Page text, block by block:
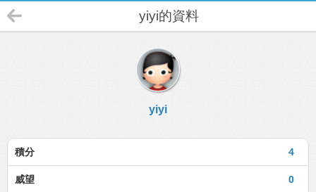
yiyi的資料
yiyi
4
積分
0
威望